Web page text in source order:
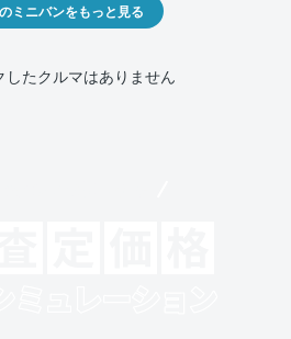
ミニバンをもっと見る
したクルマはありません